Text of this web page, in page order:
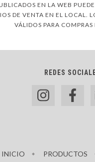
EN LA WEB
DE VENTA EN EL LOCAL.
VÁLIDOS PARA COMPRAS
REDES
INICIO PRODUCTOS